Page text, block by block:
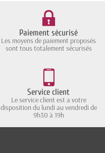
Paiement sécurisé
Les moyens de paiement proposés
sont tous totalement sécurisés
Service client
Le service client est a votre
disposition du lundi au vendredi de
9h30 à 19h